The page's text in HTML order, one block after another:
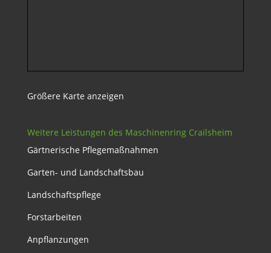
Größere Karte anzeigen
Weitere Leistungen des Maschinenring Crailsheim
Gärtnerische Pflegemaßnahmen
Garten- und Landschaftsbau
Landschaftspflege
Forstarbeiten
Anpflanzungen